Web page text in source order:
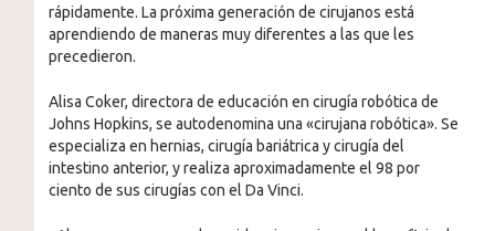
rápidamente. La próxima generación de cirujanos está
aprendiendo de maneras muy diferentes a las que les
precedieron.
Alisa Coker, directora de educación en cirugía robótica de
Johns Hopkins, se autodenomina una «cirujana robótica». Se
especializa en hernias, cirugía bariátrica y cirugía del
intestino anterior, y realiza aproximadamente el 98 por
ciento de sus cirugías con el Da Vinci.